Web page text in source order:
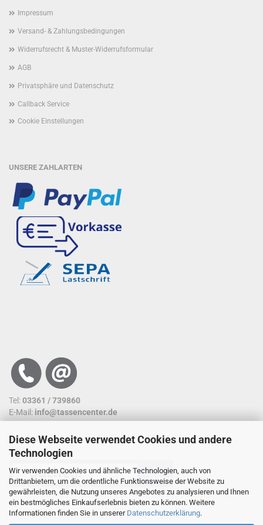
Diese Webseite verwendet Cookies und andere
Technologien
Wir verwenden Cookies und ähnliche Technologien, auch von
Drittanbietern, um die ordentliche Funktionsweise der Website zu
gewährleisten, die Nutzung unseres Angebotes zu analysieren und Ihnen
ein bestmögliches Einkaufserlebnis bieten zu können. Weitere
Informationen finden Sie in unserer Datenschutzerklärung.
Impressum
Versand- & Zahlungsbedingungen
Widerrufsrecht & Muster-Widerrufsformular
AGB
Privatsphäre und Datenschutz
Callback Service
Cookie Einstellungen
UNSERE ZAHLARTEN
Tel:03361 / 739860
E-Mail: info@tassencenter.de
SUCHFUNKTION
Nutzen sie unsere Suchfunktion. So kommen sie
schneller an ein Ergebnis.